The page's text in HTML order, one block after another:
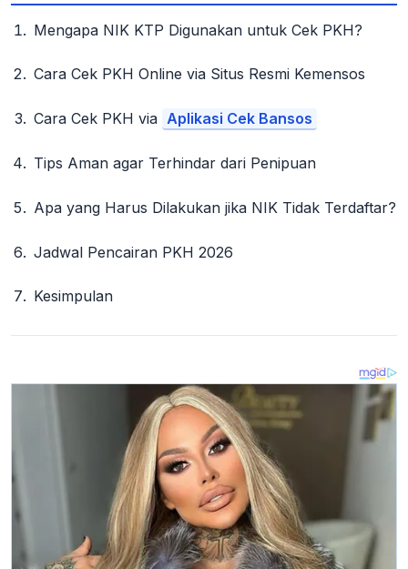
Mengapa NIK KTP Digunakan untuk Cek PKH?
Cara Cek PKH Online via Situs Resmi Kemensos
Cara Cek PKH via Aplikasi Cek Bansos
Tips Aman agar Terhindar dari Penipuan
Apa yang Harus Dilakukan jika NIK Tidak Terdaftar?
Jadwal Pencairan PKH 2026
Kesimpulan